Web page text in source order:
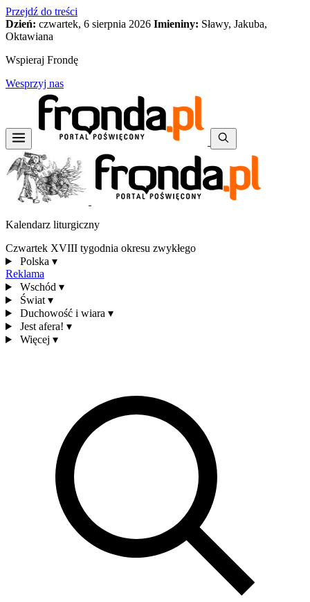
Przejdź do treści
Dzień: czwartek, 6 sierpnia 2026 Imieniny: Sławy, Jakuba,
Oktawiana
Wspieraj Frondę
Wesprzyj nas
Kalendarz liturgiczny
Czwartek XVIII tygodnia okresu zwykłego
Polska ▾
Reklama
Wschód ▾
Świat ▾
Duchowość i wiara ▾
Jest afera! ▾
Więcej ▾